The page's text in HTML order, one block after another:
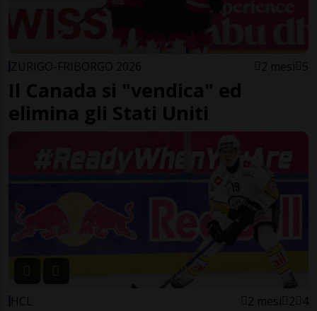
ZURIGO-FRIBORGO 2026 2 mesi 5
Il Canada si "vendica" ed
elimina gli Stati Uniti
HCL 2 mesi 2 4